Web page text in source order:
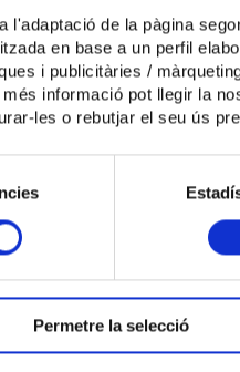
l'adaptació de la pàgina
en base a un perfil
i publicitàries /
informació pot llegir la
les o rebutjar el seu ús
Permetre la selecció
negociació col·lectiva del
de les taules salarials
salarial del 4,5% per
vam haver d'impugnar
que posen en risc la
per garantir que els
i alineat amb el sector públic.
li importància, hem
sector a través de 100
el dia de Sant Jordi.
d'ACRA 2025 a l'enllaç que